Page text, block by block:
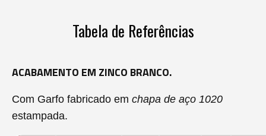
Tabela de Referências
ACABAMENTO EM ZINCO BRANCO.
Com Garfo fabricado em chapa de aço 1020
estampada.